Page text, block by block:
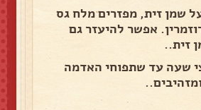
שמן זית, מפזרים מלח גס
אפשר להיעזר גם
זית..
שעה עד שתפוחי האדמה